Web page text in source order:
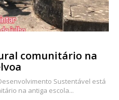
comunitário na
Sustentável está
na antiga escola...